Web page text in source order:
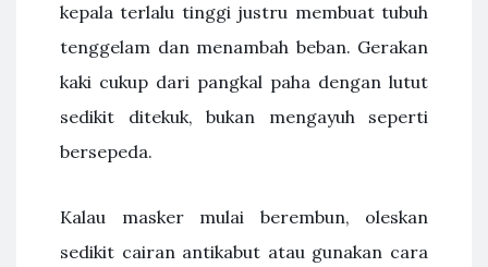
kepala terlalu tinggi justru membuat tubuh
tenggelam dan menambah beban. Gerakan
kaki cukup dari pangkal paha dengan lutut
sedikit ditekuk, bukan mengayuh seperti
bersepeda.
Kalau masker mulai berembun, oleskan
sedikit cairan antikabut atau gunakan cara